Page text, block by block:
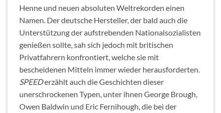
Henne und neuen absoluten Weltrekorden einen
Namen. Der deutsche Hersteller, der bald auch die
Unterstützung der aufstrebenden Nationalsozialisten
genießen sollte, sah sich jedoch mit britischen
Privatfahrern konfrontiert, welche sie mit
bescheidenen Mitteln immer wieder herausforderten.
SPEEDerzählt auch die Geschichten dieser
unerschrockenen Typen, unter ihnen George Brough,
Owen Baldwin und Eric Fernihough, die bei der